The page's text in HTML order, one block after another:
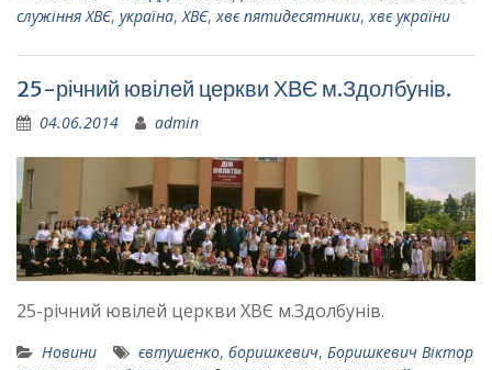
служіння ХВЄ, україна,ХВЄ,хвє пятидесятники,хвє україни
25-річний ювілей церкви ХВЄ м.Здолбунів.
04.06.2014 admin
25-річний ювілей церкви ХВЄ м.Здолбунів.
Новини євтушенко, боришкевич, Боришкевич Віктор